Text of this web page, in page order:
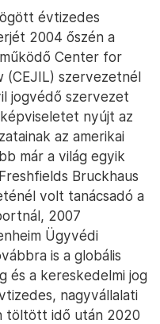
évtizedes
2004 őszén a
Center for
(CEJIL) szervezetnél
jogvédő szervezet
nyújt az
az amerikai
már a világ egyik
Bruckhaus
volt tanácsadó a
2007
Ügyvédi
is a globális
és a kereskedelmi jog
nagyvállalati
töltött idő után 2020